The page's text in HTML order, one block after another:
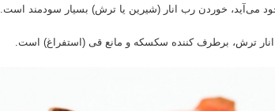
می آید، خوردن رب انار (شیرین یا ترش) بسیار سودمند است.
انار ترش، برطرف کننده سکسکه و مانع قی (استفراغ) است.